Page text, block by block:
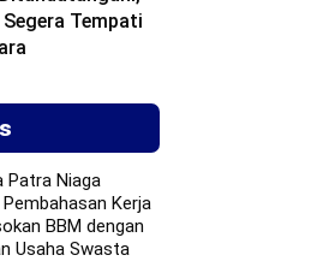
Tempati
Patra Niaga
Kerja
BBM dengan
Usaha Swasta